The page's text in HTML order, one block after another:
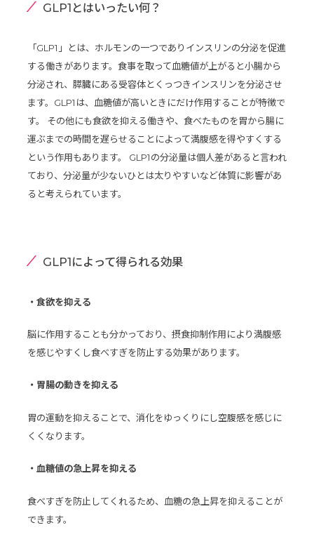
GLP1とはいったい何？
「GLP1」とは、ホルモンの一つでありインスリンの分泌を促進
する働きがあります。食事を取って血糖値が上がると小腸から
分泌され、膵臓にある受容体とくっつきインスリンを分泌させ
ます。GLP1は、血糖値が高いときにだけ作用することが特徴で
す。 その他にも食欲を抑える働きや、食べたものを胃から腸に
運ぶまでの時間を遅らせることによって満腹感を得やすくする
という作用もあります。 GLP1の分泌量は個人差があると言われ
ており、分泌量が少ないひとは太りやすいなど体質に影響があ
ると考えられています。
GLP1によって得られる効果
・食欲を抑える
脳に作用することも分かっており、摂食抑制作用により満腹感
を感じやすくし食べすぎを防止する効果があります。
・胃腸の動きを抑える
胃の運動を抑えることで、消化をゆっくりにし空腹感を感じに
くくなります。
・血糖値の急上昇を抑える
食べすぎを防止してくれるため、血糖の急上昇を抑えることが
できます。